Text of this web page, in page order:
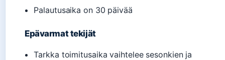
Palautusaika on 30 päivää
Epävarmat tekijät
Tarkka toimitusaika vaihtelee sesonkien ja